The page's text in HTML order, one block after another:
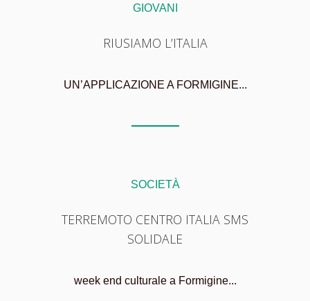
GIOVANI
RIUSIAMO L’ITALIA
UN’APPLICAZIONE A FORMIGINE...
SOCIETÀ
TERREMOTO CENTRO ITALIA SMS
SOLIDALE
week end culturale a Formigine...